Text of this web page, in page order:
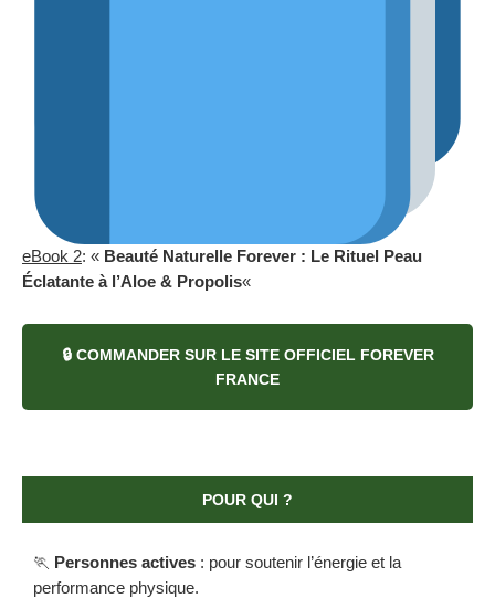
eBook 2: « Beauté Naturelle Forever : Le Rituel Peau
Éclatante à l’Aloe & Propolis«
🔒 COMMANDER SUR LE SITE OFFICIEL FOREVER
FRANCE
POUR QUI ?
🏃 Personnes actives : pour soutenir l’énergie et la
performance physique.